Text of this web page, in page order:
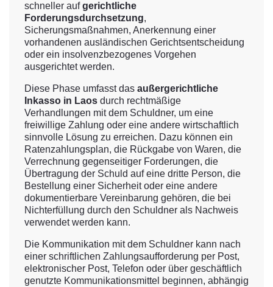
schneller aufgerichtliche
Forderungsdurchsetzung,
Sicherungsmaßnahmen, Anerkennung einer
vorhandenen ausländischen Gerichtsentscheidung
oder ein insolvenzbezogenes Vorgehen
ausgerichtet werden.
Diese Phase umfasst das außergerichtliche
Inkasso in Laos durch rechtmäßige
Verhandlungen mit dem Schuldner, um eine
freiwillige Zahlung oder eine andere wirtschaftlich
sinnvolle Lösung zu erreichen. Dazu können ein
Ratenzahlungsplan, die Rückgabe von Waren, die
Verrechnung gegenseitiger Forderungen, die
Übertragung der Schuld auf eine dritte Person, die
Bestellung einer Sicherheit oder eine andere
dokumentierbare Vereinbarung gehören, die bei
Nichterfüllung durch den Schuldner als Nachweis
verwendet werden kann.
Die Kommunikation mit dem Schuldner kann nach
einer schriftlichen Zahlungsaufforderung per Post,
elektronischer Post, Telefon oder über geschäftlich
genutzte Kommunikationsmittel beginnen, abhängig